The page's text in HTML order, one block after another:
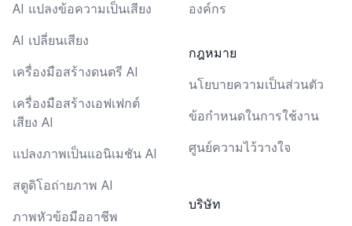
AI แปลงข้อความเป็นเสียง
AI เปลี่ยนเสียง
เครื่องมือสร้างดนตรี AI
เครื่องมือสร้างเอฟเฟกต์
เสียง AI
แปลงภาพเป็นแอนิเมชัน AI
สตูดิโอถ่ายภาพ AI
ภาพหัวข้อมืออาชีพ
องค์กร
กฎหมาย
นโยบายความเป็นส่วนตัว
ข้อกำหนดในการใช้งาน
ศูนย์ความไว้วางใจ
บริษัท